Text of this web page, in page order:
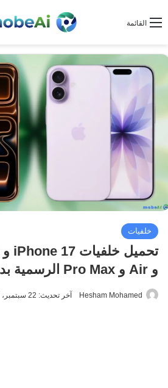
القائمة
خلفيات
و Air و Pro Max الرسمية بدقة 4K
Hesham Mohamed آخر تحديث: 22 سبتمبر، 2025